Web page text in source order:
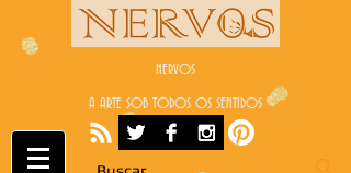
NERVOS
A ARTE SOB TODOS OS SENTIDOS